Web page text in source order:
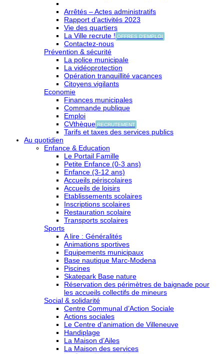
Arrêtés – Actes administratifs
Rapport d’activités 2023
Vie des quartiers
La Ville recrute ! OFFRES D'EMPLOI
Contactez-nous
Prévention & sécurité
La police municipale
La vidéoprotection
Opération tranquillité vacances
Citoyens vigilants
Economie
Finances municipales
Commande publique
Emploi
CVthèque RECRUTEMENT
Tarifs et taxes des services publics
Au quotidien
Enfance & Education
Le Portail Famille
Petite Enfance (0-3 ans)
Enfance (3-12 ans)
Accueils périscolaires
Accueils de loisirs
Etablissements scolaires
Inscriptions scolaires
Restauration scolaire
Transports scolaires
Sports
A lire : Généralités
Animations sportives
Equipements municipaux
Base nautique Marc-Modena
Piscines
Skatepark Base nature
Réservation des périmètres de baignade pour
les accueils collectifs de mineurs
Social & solidarité
Centre Communal d’Action Sociale
Actions sociales
Le Centre d’animation de Villeneuve
Handiplage
La Maison d’Ailes
La Maison des services